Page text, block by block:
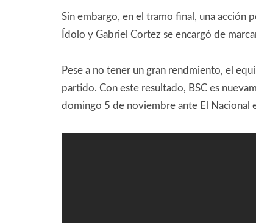
Sin embargo, en el tramo final, una acción
Ídolo y Gabriel Cortez se encargó de
Pese a no tener un gran rendmiento, el
partido. Con este resultado, BSC es
domingo 5 de noviembre ante El Nacional